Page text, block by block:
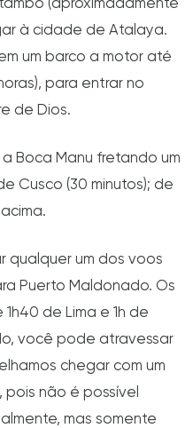
(aproximadamente
à cidade de Atalaya.
um barco a motor até
para entrar no
de Dios.
Boca Manu fretando um
Cusco (30 minutos); de
qualquer um dos voos
Puerto Maldonado. Os
de Lima e 1h de
você pode atravessar
chegar com um
não é possível
mas somente